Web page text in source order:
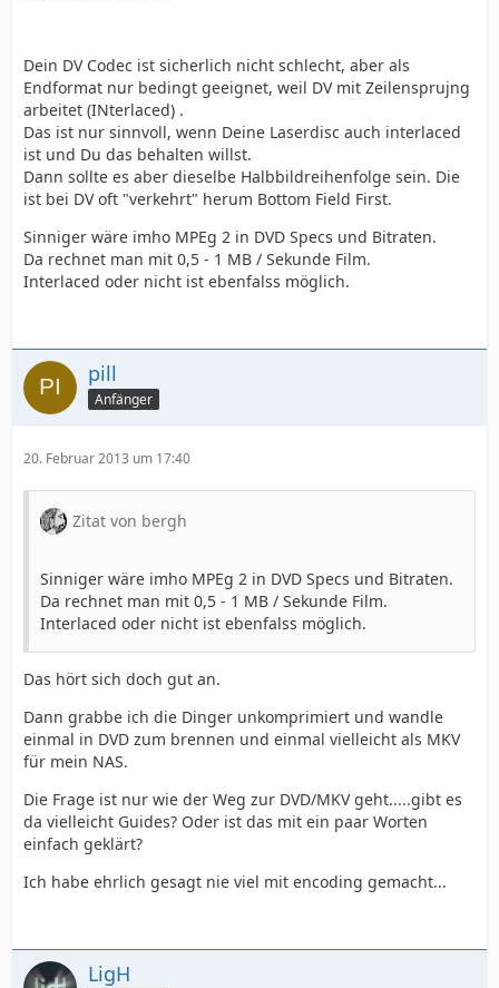
Dein DV Codec ist sicherlich nicht schlecht, aber als
Endformat nur bedingt geeignet, weil DV mit Zeilensprujng
arbeitet (INterlaced) .
Das ist nur sinnvoll, wenn Deine Laserdisc auch interlaced
ist und Du das behalten willst.
Dann sollte es aber dieselbe Halbbildreihenfolge sein. Die
ist bei DV oft "verkehrt" herum Bottom Field First.
Sinniger wäre imho MPEg 2 in DVD Specs und Bitraten.
Da rechnet man mit 0,5 - 1 MB / Sekunde Film.
Interlaced oder nicht ist ebenfalss möglich.
pill
Anfänger
20. Februar 2013 um 17:40
Zitat von bergh
Sinniger wäre imho MPEg 2 in DVD Specs und Bitraten.
Da rechnet man mit 0,5 - 1 MB / Sekunde Film.
Interlaced oder nicht ist ebenfalss möglich.
Das hört sich doch gut an.
Dann grabbe ich die Dinger unkomprimiert und wandle
einmal in DVD zum brennen und einmal vielleicht als MKV
für mein NAS.
Die Frage ist nur wie der Weg zur DVD/MKV geht.....gibt es
da vielleicht Guides? Oder ist das mit ein paar Worten
einfach geklärt?
Ich habe ehrlich gesagt nie viel mit encoding gemacht...
LigH